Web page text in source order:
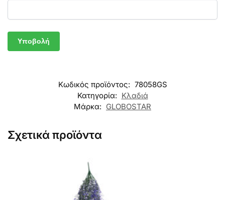
Κωδικός προϊόντος: 78058GS
Κατηγορία: Κλαδιά
Μάρκα: GLOBOSTAR
Σχετικά προϊόντα